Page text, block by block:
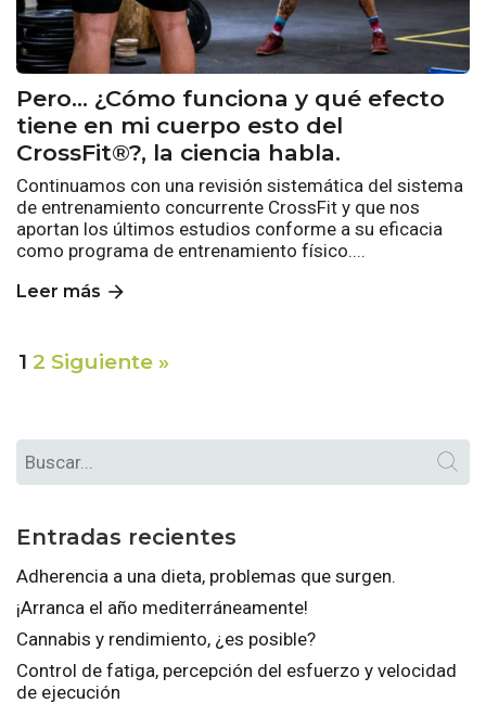
Pero… ¿Cómo funciona y qué efecto
tiene en mi cuerpo esto del
CrossFit®?, la ciencia habla.
Continuamos con una revisión sistemática del sistema
de entrenamiento concurrente CrossFit y que nos
aportan los últimos estudios conforme a su eficacia
como programa de entrenamiento físico....
Leer más arrow_forward
1 2 Siguiente »
Entradas recientes
Adherencia a una dieta, problemas que surgen.
¡Arranca el año mediterráneamente!
Cannabis y rendimiento, ¿es posible?
Control de fatiga, percepción del esfuerzo y velocidad
de ejecución